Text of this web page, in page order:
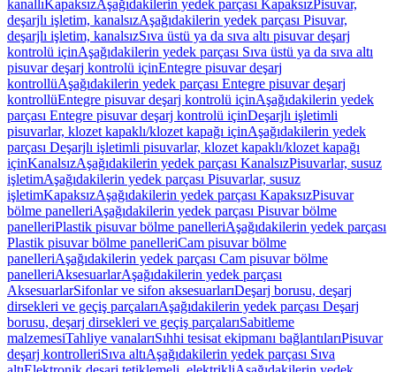
kanallıKapaksızAşağıdakilerin yedek parçası KapaksızPisuvar,
deşarjlı işletim, kanalsızAşağıdakilerin yedek parçası Pisuvar,
deşarjlı işletim, kanalsızSıva üstü ya da sıva altı pisuvar deşarj
kontrolü içinAşağıdakilerin yedek parçası Sıva üstü ya da sıva altı
pisuvar deşarj kontrolü içinEntegre pisuvar deşarj
kontrollüAşağıdakilerin yedek parçası Entegre pisuvar deşarj
kontrollüEntegre pisuvar deşarj kontrolü içinAşağıdakilerin yedek
parçası Entegre pisuvar deşarj kontrolü içinDeşarjlı işletimli
pisuvarlar, klozet kapaklı/klozet kapağı içinAşağıdakilerin yedek
parçası Deşarjlı işletimli pisuvarlar, klozet kapaklı/klozet kapağı
içinKanalsızAşağıdakilerin yedek parçası KanalsızPisuvarlar, susuz
işletimAşağıdakilerin yedek parçası Pisuvarlar, susuz
işletimKapaksızAşağıdakilerin yedek parçası KapaksızPisuvar
bölme panelleriAşağıdakilerin yedek parçası Pisuvar bölme
panelleriPlastik pisuvar bölme panelleriAşağıdakilerin yedek parçası
Plastik pisuvar bölme panelleriCam pisuvar bölme
panelleriAşağıdakilerin yedek parçası Cam pisuvar bölme
panelleriAksesuarlarAşağıdakilerin yedek parçası
AksesuarlarSifonlar ve sifon aksesuarlarıDeşarj borusu, deşarj
dirsekleri ve geçiş parçalarıAşağıdakilerin yedek parçası Deşarj
borusu, deşarj dirsekleri ve geçiş parçalarıSabitleme
malzemesiTahliye vanalarıSıhhi tesisat ekipmanı bağlantılarıPisuvar
deşarj kontrolleriSıva altıAşağıdakilerin yedek parçası Sıva